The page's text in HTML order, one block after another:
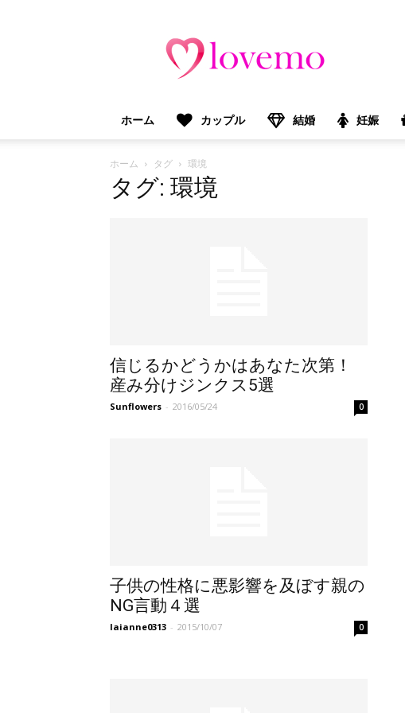
モ）：
プ
マ
マ
向
ホーム カップル 結婚 妊娠
ホーム タグ 環境
タグ: 環境
信じるかどうかはあなた次第！
産み分けジンクス5選
Sunflowers - 2016/05/24 0
子供の性格に悪影響を及ぼす親の
NG言動４選
laianne0313 - 2015/10/07 0